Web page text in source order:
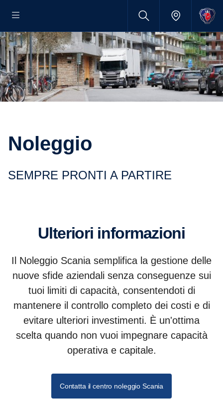
Noleggio
SEMPRE PRONTI A PARTIRE
Ulteriori informazioni
Il Noleggio Scania semplifica la gestione delle
nuove sfide aziendali senza conseguenze sui
tuoi limiti di capacità, consentendoti di
mantenere il controllo completo dei costi e di
evitare ulteriori investimenti. È un'ottima
scelta quando non vuoi impegnare capacità
operativa e capitale.
Contatta il centro noleggio Scania